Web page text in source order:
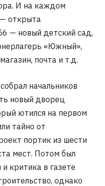
И на каждом
открыта
— новый детский сад,
«Южный»,
почта и т.д.
начальников
новый дворец
ютился на первом
тайно от
портик из шести
мест. Потом был
критика в газете
однако